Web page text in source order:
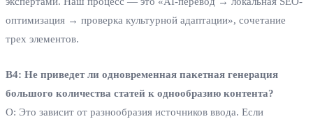
оптимизация → проверка культурной адаптации», сочетание
трех элементов.
В4: Не приведет ли одновременная пакетная генерация
большого количества статей к однообразию контента?
О: Это зависит от разнообразия источников ввода. Если